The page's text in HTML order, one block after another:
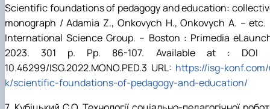
Scientific foundations of pedagogy and education:
monograph / Adamia Z., Onkovych H., Onkovych A. – etc.
Іnternational Science Group. – Boston : Primedia
2023. 301 р. Рр. 86-107. Available at : DOI
10.46299/ISG.2022.MONO.PED.3 URL: https://isg-
k/scientific-foundations-of-pedagogy-and-education/